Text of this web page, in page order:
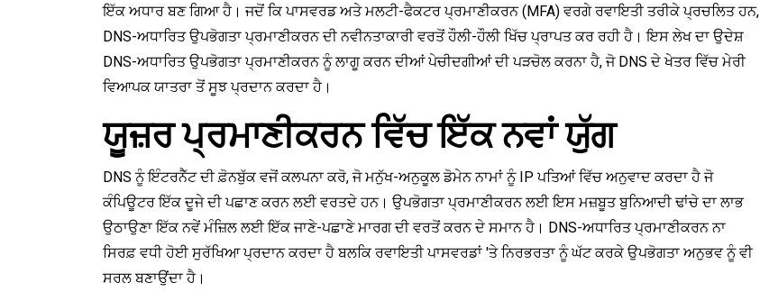
ਇੱਕ ਅਧਾਰ ਬਣ ਗਿਆ ਹੈ। ਜਦੋਂ ਕਿ ਪਾਸਵਰਡ ਅਤੇ ਮਲਟੀ-ਫੈਕਟਰ ਪ੍ਰਮਾਣੀਕਰਨ (MFA) ਵਰਗੇ ਰਵਾਇਤੀ ਤਰੀਕੇ ਪ੍ਰਚਲਿਤ ਹਨ,
DNS-ਅਧਾਰਿਤ ਉਪਭੋਗਤਾ ਪ੍ਰਮਾਣੀਕਰਨ ਦੀ ਨਵੀਨਤਾਕਾਰੀ ਵਰਤੋਂ ਹੌਲੀ-ਹੌਲੀ ਖਿੱਚ ਪ੍ਰਾਪਤ ਕਰ ਰਹੀ ਹੈ। ਇਸ ਲੇਖ ਦਾ ਉਦੇਸ਼
DNS-ਅਧਾਰਿਤ ਉਪਭੋਗਤਾ ਪ੍ਰਮਾਣੀਕਰਨ ਨੂੰ ਲਾਗੂ ਕਰਨ ਦੀਆਂ ਪੇਚੀਦਗੀਆਂ ਦੀ ਪੜਚੋਲ ਕਰਨਾ ਹੈ, ਜੋ DNS ਦੇ ਖੇਤਰ ਵਿੱਚ ਮੇਰੀ
ਵਿਆਪਕ ਯਾਤਰਾ ਤੋਂ ਸੂਝ ਪ੍ਰਦਾਨ ਕਰਦਾ ਹੈ।
ਯੂਜ਼ਰ ਪ੍ਰਮਾਣੀਕਰਨ ਵਿੱਚ ਇੱਕ ਨਵਾਂ ਯੁੱਗ
DNS ਨੂੰ ਇੰਟਰਨੈੱਟ ਦੀ ਫ਼ੋਨਬੁੱਕ ਵਜੋਂ ਕਲਪਨਾ ਕਰੋ, ਜੋ ਮਨੁੱਖ-ਅਨੁਕੂਲ ਡੋਮੇਨ ਨਾਮਾਂ ਨੂੰ IP ਪਤਿਆਂ ਵਿੱਚ ਅਨੁਵਾਦ ਕਰਦਾ ਹੈ ਜੋ
ਕੰਪਿਊਟਰ ਇੱਕ ਦੂਜੇ ਦੀ ਪਛਾਣ ਕਰਨ ਲਈ ਵਰਤਦੇ ਹਨ। ਉਪਭੋਗਤਾ ਪ੍ਰਮਾਣੀਕਰਨ ਲਈ ਇਸ ਮਜ਼ਬੂਤ ਬੁਨਿਆਦੀ ਢਾਂਚੇ ਦਾ ਲਾਭ
ਉਠਾਉਣਾ ਇੱਕ ਨਵੇਂ ਮੰਜ਼ਿਲ ਲਈ ਇੱਕ ਜਾਣੇ-ਪਛਾਣੇ ਮਾਰਗ ਦੀ ਵਰਤੋਂ ਕਰਨ ਦੇ ਸਮਾਨ ਹੈ। DNS-ਅਧਾਰਿਤ ਪ੍ਰਮਾਣੀਕਰਨ ਨਾ
ਸਿਰਫ਼ ਵਧੀ ਹੋਈ ਸੁਰੱਖਿਆ ਪ੍ਰਦਾਨ ਕਰਦਾ ਹੈ ਬਲਕਿ ਰਵਾਇਤੀ ਪਾਸਵਰਡਾਂ 'ਤੇ ਨਿਰਭਰਤਾ ਨੂੰ ਘੱਟ ਕਰਕੇ ਉਪਭੋਗਤਾ ਅਨੁਭਵ ਨੂੰ ਵੀ
ਸਰਲ ਬਣਾਉਂਦਾ ਹੈ।